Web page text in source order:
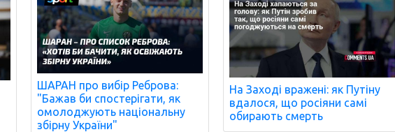
ШАРАН про вибір Реброва:
"Бажав би спостерігати, як
омолоджують національну
збірну України"
На Заході вражені: як Путіну
вдалося, що росіяни самі
обирають смерть